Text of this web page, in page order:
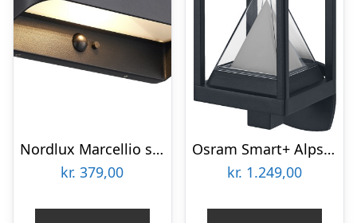
Nordlux Marcellio solcelle væglampe med sensor, sort
kr. 379,00
Osram Smart+ Alps solcelle væglampe
kr. 1.249,00